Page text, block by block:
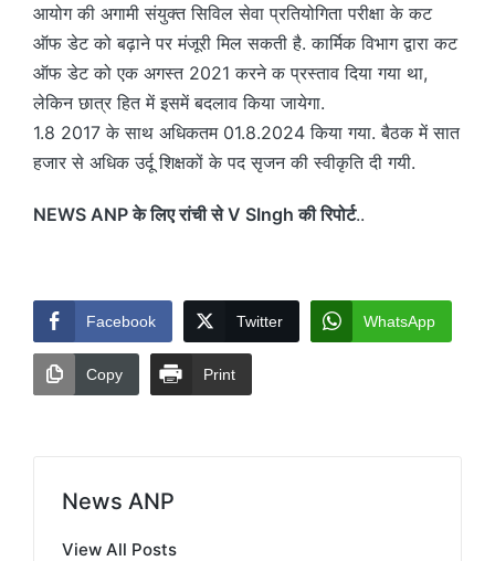
आयोग की अगामी संयुक्त सिविल सेवा प्रतियोगिता परीक्षा के कट
ऑफ डेट को बढ़ाने पर मंजूरी मिल सकती है. कार्मिक विभाग द्वारा कट
ऑफ डेट को एक अगस्त 2021 करने क प्रस्ताव दिया गया था,
लेकिन छात्र हित में इसमें बदलाव किया जायेगा.
1.8 2017 के साथ अधिकतम 01.8.2024 किया गया. बैठक में सात
हजार से अधिक उर्दू शिक्षकों के पद सृजन की स्वीकृति दी गयी.
NEWS ANP के लिए रांची से V SIngh की रिपोर्ट..
Facebook Twitter WhatsApp
Copy Print
News ANP
View All Posts